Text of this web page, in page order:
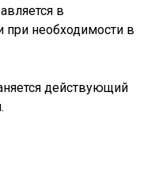
в
необходимости в
действующий